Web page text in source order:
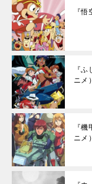
『
『
ニメ）
『
ニメ）